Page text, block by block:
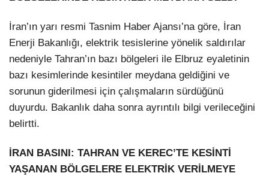
İran’ın yarı resmi Tasnim Haber Ajansı’na göre, İran
Enerji Bakanlığı, elektrik tesislerine yönelik saldırılar
nedeniyle Tahran’ın bazı bölgeleri ile Elbruz eyaletinin
bazı kesimlerinde kesintiler meydana geldiğini ve
sorunun giderilmesi için çalışmaların sürdüğünü
duyurdu. Bakanlık daha sonra ayrıntılı bilgi verileceğini
belirtti.
İRAN BASINI: TAHRAN VE KEREC’TE KESİNTİ
YAŞANAN BÖLGELERE ELEKTRİK VERİLMEYE